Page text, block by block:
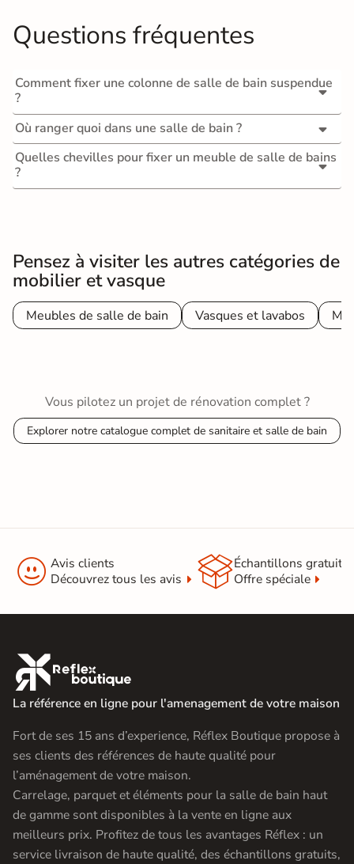
Questions fréquentes
Comment fixer une colonne de salle de bain suspendue
?
Où ranger quoi dans une salle de bain ?
Quelles chevilles pour fixer un meuble de salle de bains
?
Pensez à visiter les autres catégories de
mobilier et vasque
Meubles de salle de bain Vasques et lavabos
Vous pilotez un projet de rénovation complet ?
Explorer notre catalogue complet de sanitaire et salle de bain
 Avis clients
Découvrez tous les avis
Échantillons gratuit
Offre spéciale

La référence en ligne pour l'amenagement de votre maison
Fort de ses 15 ans d’experience, Réflex Boutique propose à
ses clients des références de haute qualité pour
l’aménagement de votre maison.
Carrelage, parquet et éléments pour la salle de bain haut
de gamme sont disponibles à la vente en ligne aux
meilleurs prix. Profitez de tous les avantages Réflex : un
service livraison de haute qualité, des échantillons gratuits,